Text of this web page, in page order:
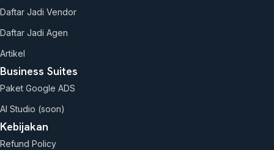
Daftar Jadi Vendor
Daftar Jadi Agen
Artikel
Business Suites
Paket Google ADS
AI Studio (soon)
Kebijakan
Refund Policy